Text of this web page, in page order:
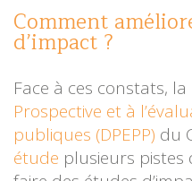
Comment
d’impact ?
Face à ces constats, la
Prospective et à
publiques (DPEPP) du
étude plusieurs pistes